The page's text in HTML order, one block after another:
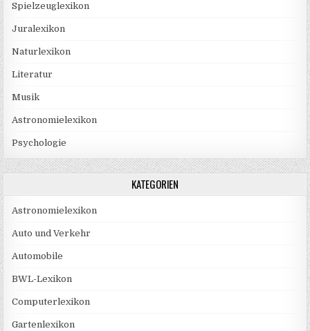
Spielzeuglexikon
Juralexikon
Naturlexikon
Literatur
Musik
Astronomielexikon
Psychologie
KATEGORIEN
Astronomielexikon
Auto und Verkehr
Automobile
BWL-Lexikon
Computerlexikon
Gartenlexikon